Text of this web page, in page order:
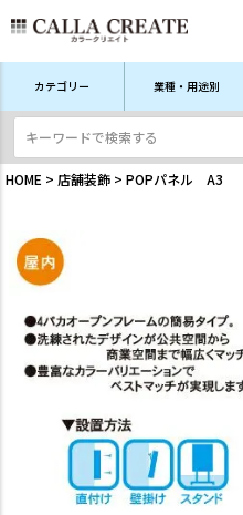
注文履歴
カテゴリー 業種・用途別
HOME 店舗装飾 POPパネル A3